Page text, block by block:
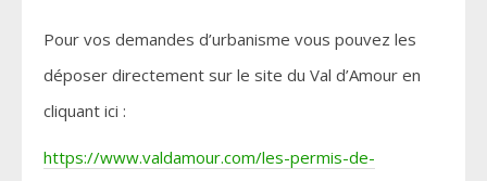
Pour vos demandes d’urbanisme vous pouvez les
déposer directement sur le site du Val d’Amour en
cliquant ici :
https://www.valdamour.com/les-permis-de-